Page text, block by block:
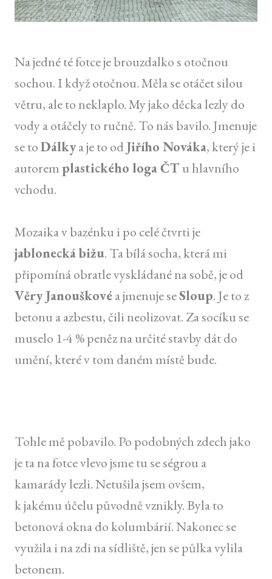
Na jedné té fotce je brouzdalko s otočnou
sochou. I když otočnou. Měla se otáčet silou
větru, ale to neklaplo. My jako děcka lezly do
vody a otáčely to ručně. To nás bavilo. Jmenuje
se toDálkya je to odJiřího Nováka, který je i
autorem plastického loga ČT u hlavního
vchodu.
Mozaika v bazénku i po celé čtvrti je
jablonecká bižu. Ta bílá socha, která mi
připomíná obratle vyskládané na sobě, je od
Věry Janouškovéa jmenuje seSloup. Je to z
betonu a azbestu, čili neolizovat. Za socíku se
muselo 1-4 % peněz na určité stavby dát do
umění, které v tom daném místě bude.
Tohle mě pobavilo. Po podobných zdech jako
je ta na fotce vlevo jsme tu se ségrou a
kamarády lezli. Netušila jsem ovšem,
k jakému účelu původně vznikly. Byla to
betonová okna do kolumbárií. Nakonec se
využila i na zdi na sídliště, jen se půlka vylila
betonem.